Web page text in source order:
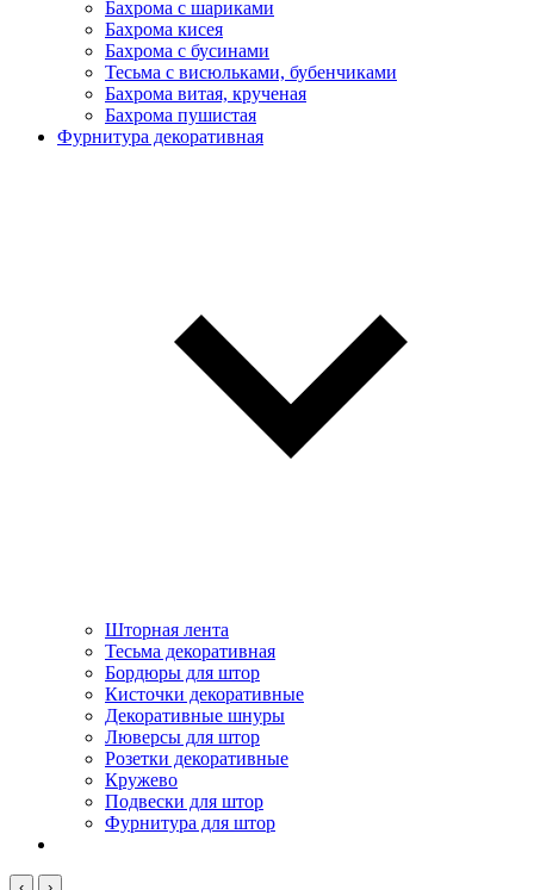
Бахрома с шариками
Бахрома кисея
Бахрома с бусинами
Тесьма с висюльками, бубенчиками
Бахрома витая, крученая
Бахрома пушистая
Фурнитура декоративная
Шторная лента
Тесьма декоративная
Бордюры для штор
Кисточки декоративные
Декоративные шнуры
Люверсы для штор
Розетки декоративные
Кружево
Подвески для штор
Фурнитура для штор